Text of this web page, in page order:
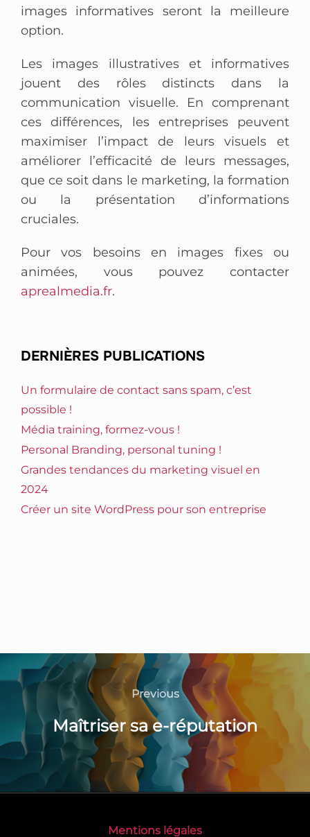
images informatives seront la meilleure
option.
Les images illustratives et informatives
jouent des rôles distincts dans la
communication visuelle. En comprenant
ces différences, les entreprises peuvent
maximiser l’impact de leurs visuels et
améliorer l’efficacité de leurs messages,
que ce soit dans le marketing, la formation
ou la présentation d’informations
cruciales.
Pour vos besoins en images fixes ou
animées, vous pouvez contacter
aprealmedia.fr.
DERNIÈRES PUBLICATIONS
Un formulaire de contact sans spam, c’est
possible !
Média training, formez-vous !
Personal Branding, personal tuning !
Grandes tendances du marketing visuel en
2024
Créer un site WordPress pour son entreprise
Previous
Maîtriser sa e-réputation
Mentions légales